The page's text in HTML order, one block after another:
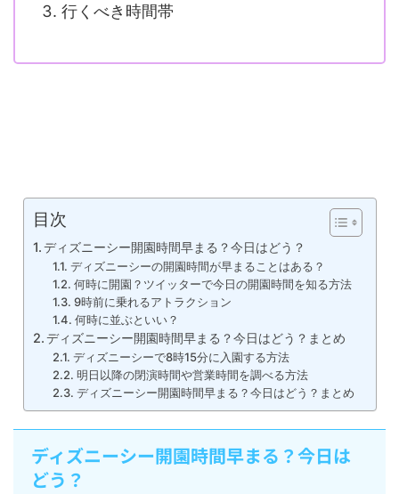
行くべき時間帯
目次
ディズニーシー開園時間早まる？今日はどう？
ディズニーシーの開園時間が早まることはある？
何時に開園？ツイッターで今日の開園時間を知る方法
9時前に乗れるアトラクション
何時に並ぶといい？
ディズニーシー開園時間早まる？今日はどう？まとめ
ディズニーシーで8時15分に入園する方法
明日以降の閉演時間や営業時間を調べる方法
ディズニーシー開園時間早まる？今日はどう？まとめ
ディズニーシー開園時間早まる？今日は
どう？